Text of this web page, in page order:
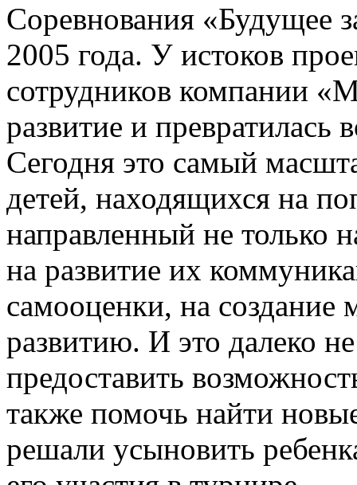
Соревнования «Будущее
2005 года. У истоков
сотрудников компании
развитие и превратилась
Сегодня это самый
детей, находящихся на
направленный не только
на развитие их
самооценки, на
развитию. И это далеко
предоставить
также помочь найти
решали усыновить